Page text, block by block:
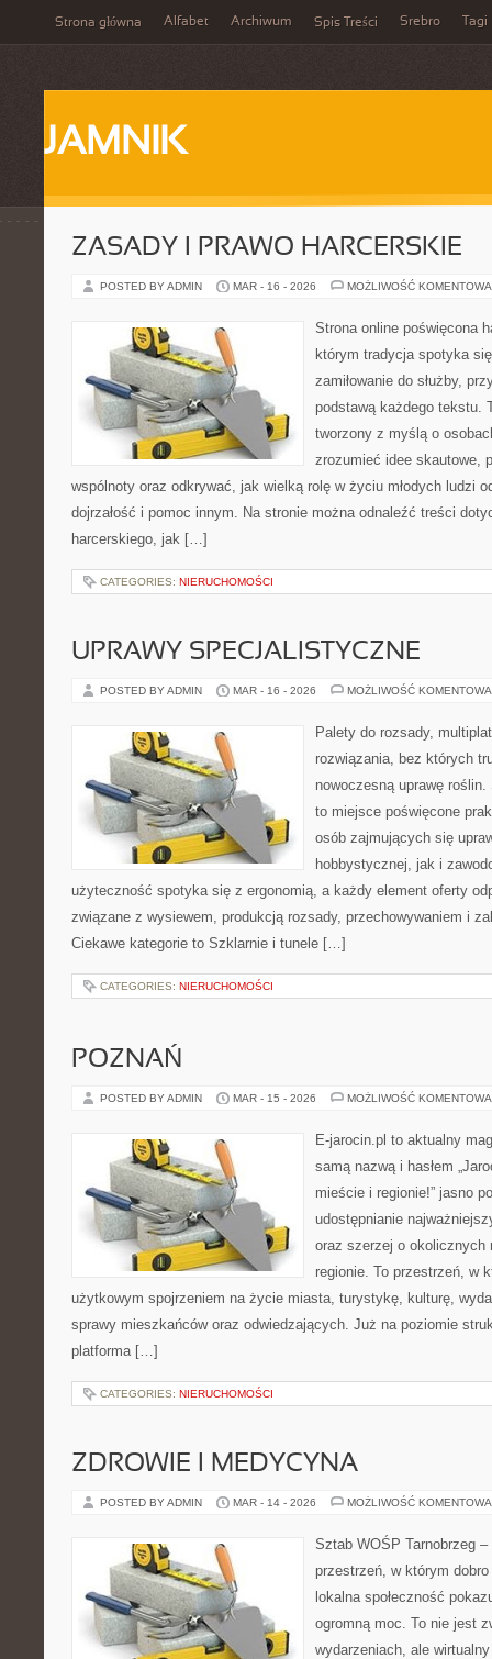
Strona główna Alfabet Archiwum Spis Treści Srebro Tagi
JAMNIK
ZASADY I PRAWO HARCERSKIE
POSTED BY ADMIN MAR - 16 - 2026 MOŻLIWOŚĆ
Strona online poświęcona
którym tradycja spotyka
zamiłowanie do służby,
podstawą każdego tekstu.
tworzony z myślą o
zrozumieć idee skautowe,
wspólnoty oraz odkrywać, jak wielką rolę w życiu młodych ludzi
dojrzałość i pomoc innym. Na stronie można odnaleźć treści
harcerskiego, jak […]
CATEGORIES: NIERUCHOMOŚCI
UPRAWY SPECJALISTYCZNE
POSTED BY ADMIN MAR - 16 - 2026 MOŻLIWOŚĆ
Palety do rozsady,
rozwiązania, bez których
nowoczesną uprawę
to miejsce poświęcone
osób zajmujących się
hobbystycznej, jak i
użyteczność spotyka się z ergonomią, a każdy element oferty
związane z wysiewem, produkcją rozsady, przechowywaniem i
Ciekawe kategorie to Szklarnie i tunele […]
CATEGORIES: NIERUCHOMOŚCI
POZNAŃ
POSTED BY ADMIN MAR - 15 - 2026 MOŻLIWOŚĆ
E-jarocin.pl to aktualny
samą nazwą i hasłem
mieście i regionie!” jasno
udostępnianie
oraz szerzej o okolicznych
regionie. To przestrzeń, w
użytkowym spojrzeniem na życie miasta, turystykę, kulturę,
sprawy mieszkańców oraz odwiedzających. Już na poziomie
platforma […]
CATEGORIES: NIERUCHOMOŚCI
ZDROWIE I MEDYCYNA
POSTED BY ADMIN MAR - 14 - 2026 MOŻLIWOŚĆ
Sztab WOŚP Tarnobrzeg
przestrzeń, w którym
lokalna społeczność
ogromną moc. To nie jest
wydarzeniach, ale